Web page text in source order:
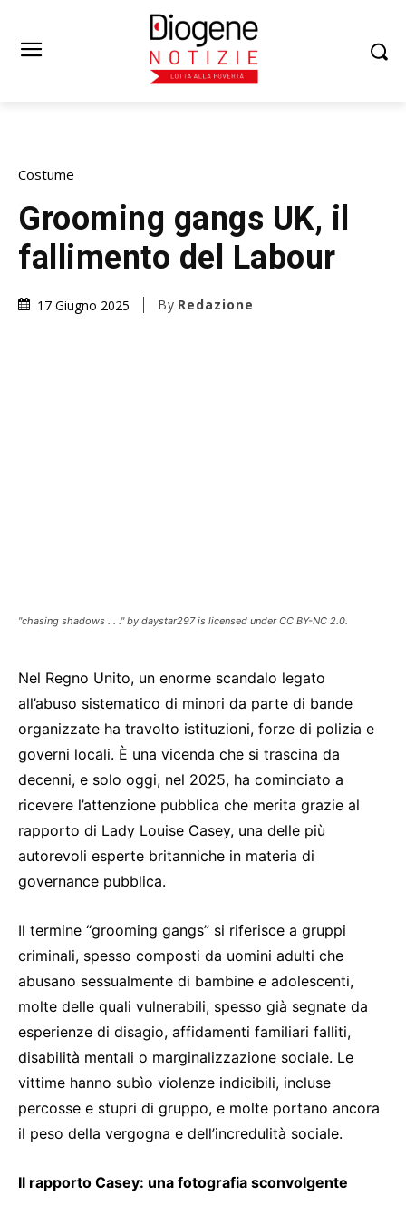
Costume
Grooming gangs UK, il
fallimento del Labour
17 Giugno 2025 By Redazione
"chasing shadows . . ." by daystar297 is licensed under CC BY-NC 2.0.
Nel Regno Unito, un enorme scandalo legato
all’abuso sistematico di minori da parte di bande
organizzate ha travolto istituzioni, forze di polizia e
governi locali. È una vicenda che si trascina da
decenni, e solo oggi, nel 2025, ha cominciato a
ricevere l’attenzione pubblica che merita grazie al
rapporto di Lady Louise Casey, una delle più
autorevoli esperte britanniche in materia di
governance pubblica.
Il termine “grooming gangs” si riferisce a gruppi
criminali, spesso composti da uomini adulti che
abusano sessualmente di bambine e adolescenti,
molte delle quali vulnerabili, spesso già segnate da
esperienze di disagio, affidamenti familiari falliti,
disabilità mentali o marginalizzazione sociale. Le
vittime hanno subìo violenze indicibili, incluse
percosse e stupri di gruppo, e molte portano ancora
il peso della vergogna e dell’incredulità sociale.
Il rapporto Casey: una fotografia sconvolgente